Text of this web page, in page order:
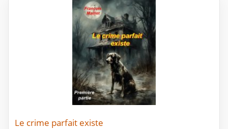
Le crime parfait existe